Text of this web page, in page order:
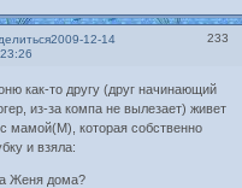
233
2009-12-14
как-то другу (друг начинающий
из-за компа не вылезает) живет
мамой(М), которая собственно
и взяла:
Женя дома?